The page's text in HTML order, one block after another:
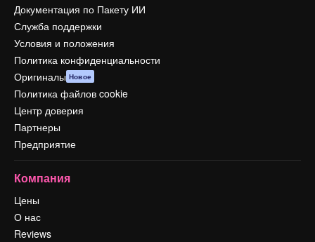
Документация по Пакету ИИ
Служба поддержки
Условия и положения
Политика конфиденциальности
Оригиналы Новое
Политика файлов cookie
Центр доверия
Партнеры
Предприятие
Компания
Цены
О нас
Reviews